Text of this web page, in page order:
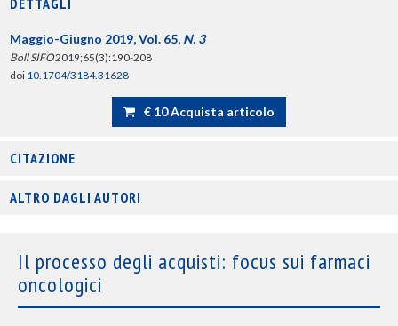
DETTAGLI
Maggio-Giugno 2019, Vol. 65, N. 3
Boll SIFO2019;65(3):190-208
doi 10.1704/3184.31628
€ 10 Acquista articolo
CITAZIONE
ALTRO DAGLI AUTORI
Il processo degli acquisti: focus sui farmaci
oncologici